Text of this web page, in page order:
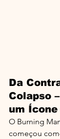
Da
Colapso
um
O Burning
começou